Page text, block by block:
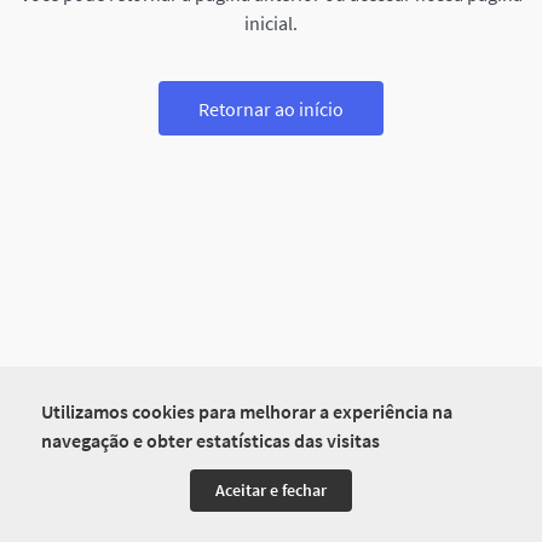
Utilizamos cookies para melhorar a experiência na
navegação e obter estatísticas das visitas
Aceitar e fechar
inicial.
Retornar ao início